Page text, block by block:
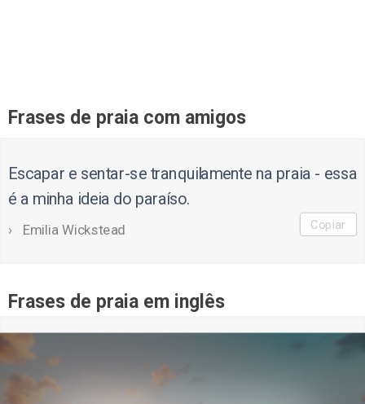
Frases de praia com amigos
Escapar e sentar-se tranquilamente na praia - essa
é a minha ideia do paraíso.
Emilia Wickstead Copiar
Frases de praia em inglês